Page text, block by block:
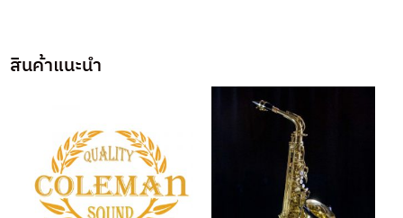
สินค้าแนะนำ